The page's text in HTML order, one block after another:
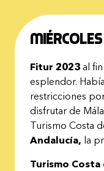
Fitur 2023 al
esplendor.
restricciones
disfrutar de
Turismo Costa
Andalucía, la
Turismo Costa